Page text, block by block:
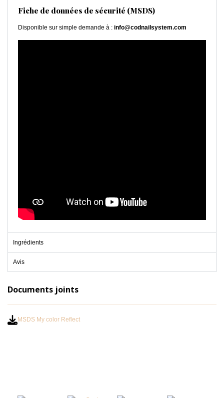
Fiche de données de sécurité (MSDS)
Disponible sur simple demande à : info@codnailsystem.com
Ingrédients
Avis
Documents joints
MSDS My color Reflect